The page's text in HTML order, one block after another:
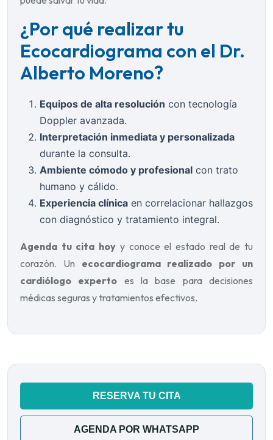
¿Por qué realizar tu
Ecocardiograma con el Dr.
Alberto Moreno?
Equipos de alta resolución con tecnología
Doppler avanzada.
Interpretación inmediata y personalizada
durante la consulta.
Ambiente cómodo y profesional con trato
humano y cálido.
Experiencia clínica en correlacionar hallazgos
con diagnóstico y tratamiento integral.
Agenda tu cita hoy y conoce el estado real de tu
corazón. Un ecocardiograma realizado por un
cardiólogo experto es la base para decisiones
médicas seguras y tratamientos efectivos.
RESERVA TU CITA
AGENDA POR WHATSAPP